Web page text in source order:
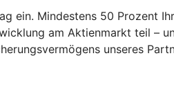
ein. Mindestens 50 Prozent
am Aktienmarkt teil –
unseres